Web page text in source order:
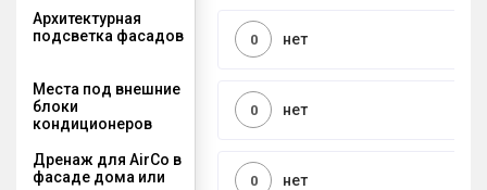
Архитектурная
подсветка фасадов
нет
0
Места под внешние
блоки
кондиционеров
нет
0
Дренаж для AirCo в
фасаде дома или
нет
0